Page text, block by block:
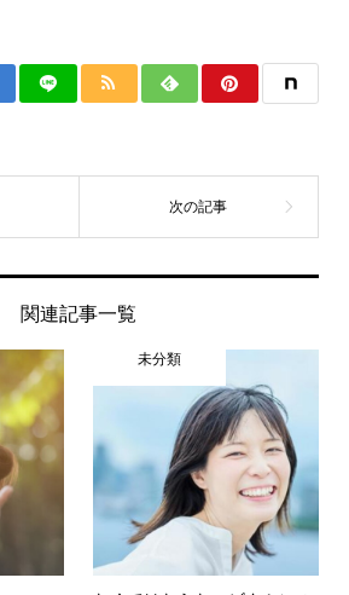
関連記事一覧
未分類